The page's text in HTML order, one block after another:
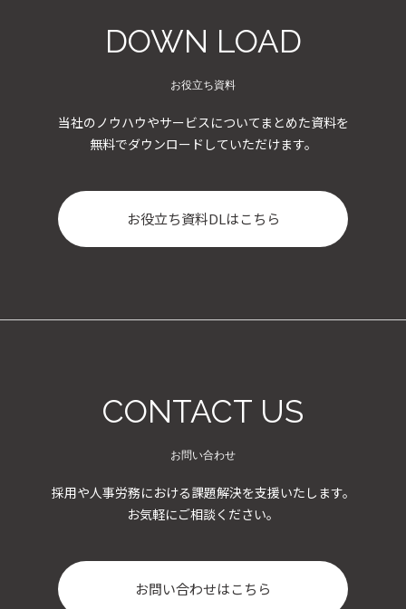
DOWN LOAD
お役立ち資料
当社のノウハウやサービスについてまとめた資料を
無料でダウンロードしていただけます。
お役立ち資料DLはこちら
CONTACT US
お問い合わせ
採用や人事労務における課題解決を支援いたします。
お気軽にご相談ください。
お問い合わせはこちら